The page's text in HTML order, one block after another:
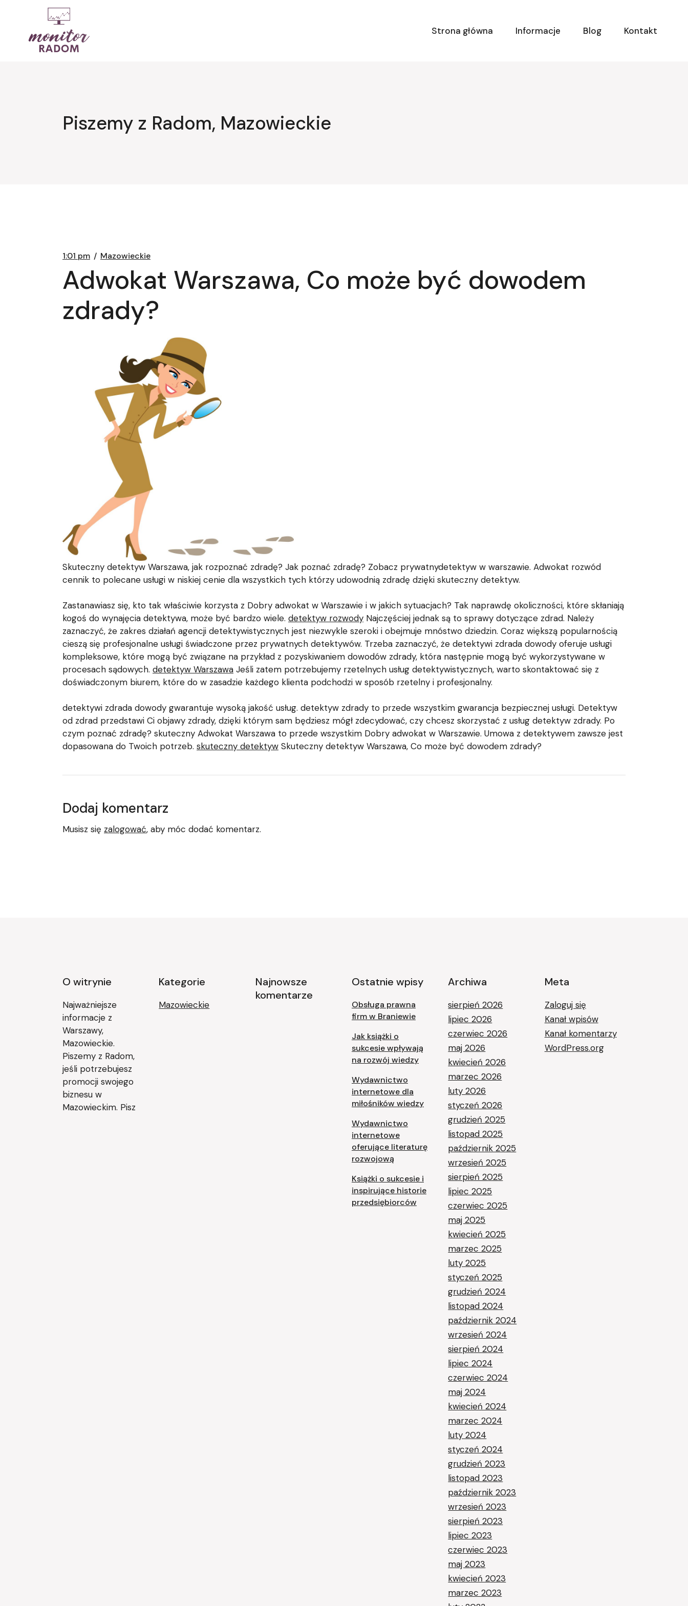
Strona główna
Informacje Blog Kontakt
Piszemy z Radom, Mazowieckie
1:01 pm Mazowieckie
Adwokat Warszawa, Co może być dowodem
zdrady?
Skuteczny detektyw Warszawa, jak rozpoznać zdradę? Jak poznać zdradę? Zobacz prywatnydetektyw w warszawie. Adwokat rozwód
cennik to polecane usługi w niskiej cenie dla wszystkich tych którzy udowodnią zdradę dzięki skuteczny detektyw.
Zastanawiasz się, kto tak właściwie korzysta z Dobry adwokat w Warszawie i w jakich sytuacjach? Tak naprawdę okoliczności, które skłaniają
kogoś do wynajęcia detektywa, może być bardzo wiele. detektyw rozwody Najczęściej jednak są to sprawy dotyczące zdrad. Należy
zaznaczyć, że zakres działań agencji detektywistycznych jest niezwykle szeroki i obejmuje mnóstwo dziedzin. Coraz większą popularnością
cieszą się profesjonalne usługi świadczone przez prywatnych detektywów. Trzeba zaznaczyć, że detektywi zdrada dowody oferuje usługi
kompleksowe, które mogą być związane na przykład z pozyskiwaniem dowodów zdrady, która następnie mogą być wykorzystywane w
procesach sądowych. detektyw Warszawa Jeśli zatem potrzebujemy rzetelnych usług detektywistycznych, warto skontaktować się z
doświadczonym biurem, które do w zasadzie każdego klienta podchodzi w sposób rzetelny i profesjonalny.
detektywi zdrada dowody gwarantuje wysoką jakość usług. detektyw zdrady to przede wszystkim gwarancja bezpiecznej usługi. Detektyw
od zdrad przedstawi Ci objawy zdrady, dzięki którym sam będziesz mógł zdecydować, czy chcesz skorzystać z usług detektyw zdrady. Po
czym poznać zdradę? skuteczny Adwokat Warszawa to przede wszystkim Dobry adwokat w Warszawie. Umowa z detektywem zawsze jest
dopasowana do Twoich potrzeb. skuteczny detektyw Skuteczny detektyw Warszawa, Co może być dowodem zdrady?
Dodaj komentarz
Musisz się zalogować, aby móc dodać komentarz.
O witrynie
Najważniejsze
informacje z
Warszawy,
Mazowieckie.
Piszemy z Radom,
jeśli potrzebujesz
promocji swojego
biznesu w
Mazowieckim. Pisz
Kategorie
Mazowieckie
Najnowsze
komentarze
Ostatnie wpisy
Obsługa prawna
firm w Braniewie
Jak książki o
sukcesie wpływają
na rozwój wiedzy
Wydawnictwo
internetowe dla
miłośników wiedzy
Wydawnictwo
internetowe
oferujące literaturę
rozwojową
Książki o sukcesie i
inspirujące historie
przedsiębiorców
Archiwa
sierpień 2026
lipiec 2026
czerwiec 2026
maj 2026
kwiecień 2026
marzec 2026
luty 2026
styczeń 2026
grudzień 2025
listopad 2025
październik 2025
wrzesień 2025
sierpień 2025
lipiec 2025
czerwiec 2025
maj 2025
kwiecień 2025
marzec 2025
luty 2025
styczeń 2025
grudzień 2024
listopad 2024
październik 2024
wrzesień 2024
sierpień 2024
lipiec 2024
czerwiec 2024
maj 2024
kwiecień 2024
marzec 2024
luty 2024
styczeń 2024
grudzień 2023
listopad 2023
październik 2023
wrzesień 2023
sierpień 2023
lipiec 2023
czerwiec 2023
maj 2023
kwiecień 2023
marzec 2023
Meta
Zaloguj się
Kanał wpisów
Kanał komentarzy
WordPress.org